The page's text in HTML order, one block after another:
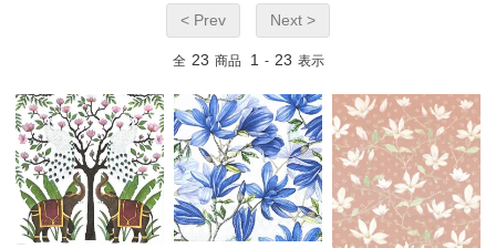
< Prev Next >
全 23 商品 1 - 23 表示